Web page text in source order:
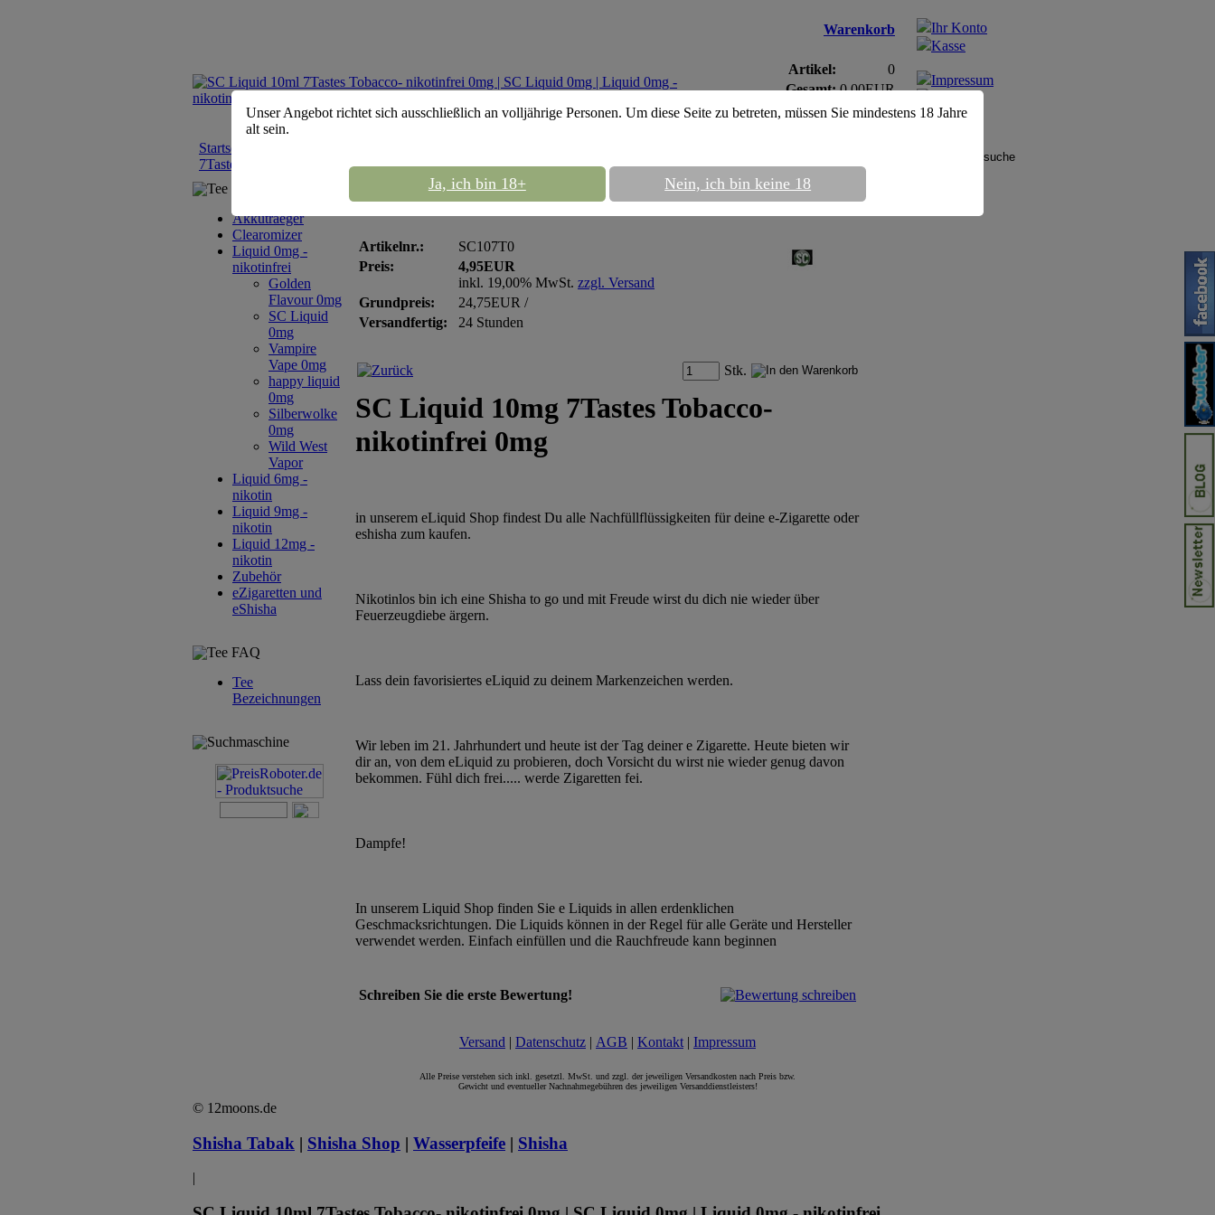
Warenkorb
Artikel:
0
Gesamt: 0,00EUR
Ihr Konto
Kasse
Impressum
Startseite
7Tastes Tobacco- nikotinfrei 0mg
Tee Sortiment
Akkutraeger
Clearomizer
Liquid 0mg -
nikotinfrei
Golden
Flavour 0mg
SC Liquid
0mg
Vampire
Vape 0mg
happy liquid
0mg
Silberwolke
0mg
Wild West
Vapor
Liquid 6mg -
nikotin
Liquid 9mg -
nikotin
Liquid 12mg -
nikotin
Zubehör
eZigaretten und
eShisha
Tee FAQ
Tee
Bezeichnungen
Suchmaschine
SC Liquid 10ml 7Tastes Tobacco- nikotinfrei 0mg
Artikelnr.:
SC107T0
Preis:
4,95EUR
inkl. 19,00% MwSt. zzgl. Versand
Grundpreis:
24,75EUR /
Versandfertig:
24 Stunden
Stk.
SC Liquid 10mg 7Tastes Tobacco-
nikotinfrei 0mg
in unserem eLiquid Shop findest Du alle Nachfüllflüssigkeiten für deine e-Zigarette oder
eshisha zum kaufen.
Nikotinlos bin ich eine Shisha to go und mit Freude wirst du dich nie wieder über
Feuerzeugdiebe ärgern.
Lass dein favorisiertes eLiquid zu deinem Markenzeichen werden.
Wir leben im 21. Jahrhundert und heute ist der Tag deiner e Zigarette. Heute bieten wir
dir an, von dem eLiquid zu probieren, doch Vorsicht du wirst nie wieder genug davon
bekommen. Fühl dich frei..... werde Zigaretten fei.
Dampfe!
In unserem Liquid Shop finden Sie e Liquids in allen erdenklichen
Geschmacksrichtungen. Die Liquids können in der Regel für alle Geräte und Hersteller
verwendet werden. Einfach einfüllen und die Rauchfreude kann beginnen
Schreiben Sie die erste Bewertung!
Versand | Datenschutz | AGB | Kontakt | Impressum
Alle Preise verstehen sich inkl. gesetztl. MwSt. und zzgl. der jeweiligen Versandkosten nach Preis bzw.
Gewicht und eventueller Nachnahmegebühren des jeweiligen Versanddienstleisters!
© 12moons.de
Shisha Tabak | Shisha Shop | Wasserpfeife | Shisha
|
Unser Angebot richtet sich ausschließlich an volljährige Personen. Um diese Seite zu betreten, müssen Sie mindestens 18 Jahre
alt sein.
Ja, ich bin 18+ Nein, ich bin keine 18